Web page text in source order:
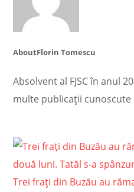
AboutFlorin Tomescu
Absolvent al FJSC în anul
multe publicații cunoscute
Trei frați din Buzău au